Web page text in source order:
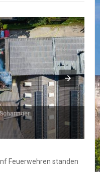
Feuerwehren standen